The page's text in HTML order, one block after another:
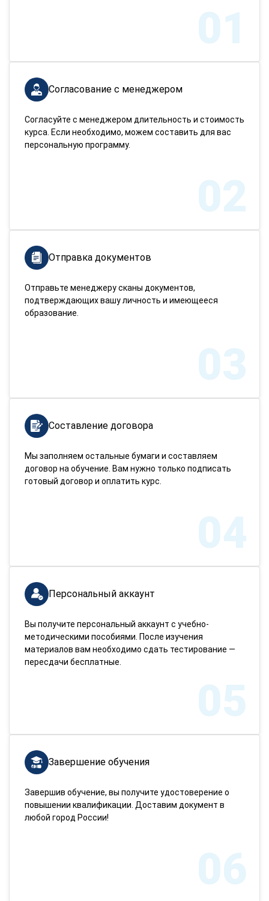
01
Согласование с менеджером
Согласуйте с менеджером длительность и стоимость
курса. Если необходимо, можем составить для вас
персональную программу.
02
Отправка документов
Отправьте менеджеру сканы документов,
подтверждающих вашу личность и имеющееся
образование.
03
Составление договора
Мы заполняем остальные бумаги и составляем
договор на обучение. Вам нужно только подписать
готовый договор и оплатить курс.
04
Персональный аккаунт
Вы получите персональный аккаунт с учебно-
методическими пособиями. После изучения
материалов вам необходимо сдать тестирование —
пересдачи бесплатные.
05
Завершение обучения
Завершив обучение, вы получите удостоверение о
повышении квалификации. Доставим документ в
любой город России!
06